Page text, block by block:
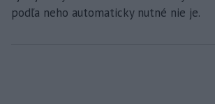
podľa neho automaticky nutné nie je.